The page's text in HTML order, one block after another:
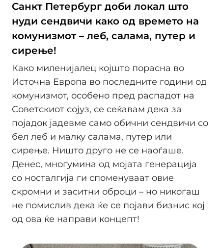
Санкт Петербург доби локал што
нуди сендвичи како од времето на
комунизмот – леб, салама, путер и
сирење!
Како миленијалец којшто порасна во
Источна Европа во последните години од
комунизмот, особено пред распадот на
Советскиот сојуз, се сеќавам дека за
појадок јадевме само обични сендвичи со
бел леб и малку салама, путер или
сирење. Ништо друго не се наоѓаше.
Денес, многумина од мојата генерација
со носталгија ги споменуваат овие
скромни и заситни оброци – но никогаш
не помислив дека ќе се појави бизнис кој
од ова ќе направи концепт!